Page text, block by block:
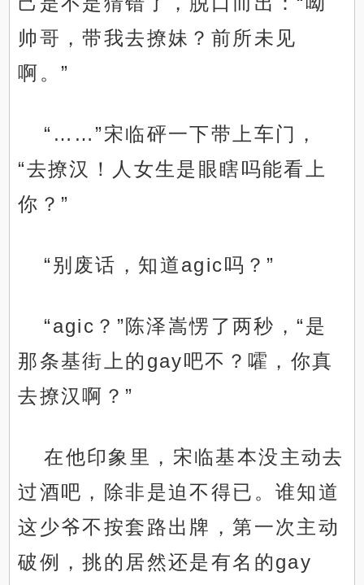
帅哥，带我去撩妹？前所未见
啊。”
“……”宋临砰一下带上车门，
“去撩汉！人女生是眼瞎吗能看上
你？”
“别废话，知道agic吗？”
“agic？”陈泽嵩愣了两秒，“是
那条基街上的gay吧不？嚯，你真
去撩汉啊？”
在他印象里，宋临基本没主动去
过酒吧，除非是迫不得已。谁知道
这少爷不按套路出牌，第一次主动
破例，挑的居然还是有名的gay